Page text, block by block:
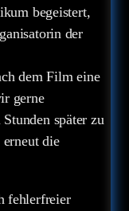
begeistert,
der
dem Film eine
gerne
später zu
die
fehlerfreier